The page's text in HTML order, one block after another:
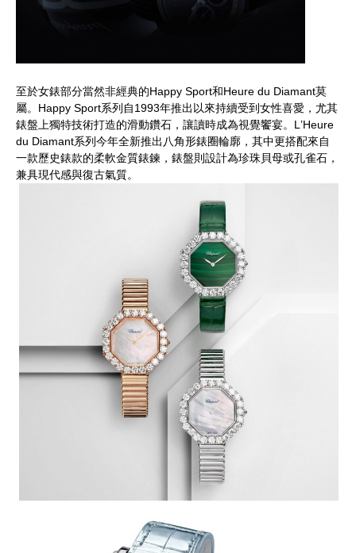
至於女錶部分當然非經典的Happy Sport和Heure du Diamant莫
屬。 Happy Sport系列自1993年推出以來持續受到女性喜愛，尤其
錶盤上獨特技術打造的滑動鑽石，讓讀時成為視覺饗宴。 L ’Heure
du Diamant系列今年全新推出八角形錶圈輪廓，其中更搭配來自
一款歷史錶款的柔軟金質錶鍊，錶盤則設計為珍珠貝母或孔雀石，
兼具現代感與復古氣質。